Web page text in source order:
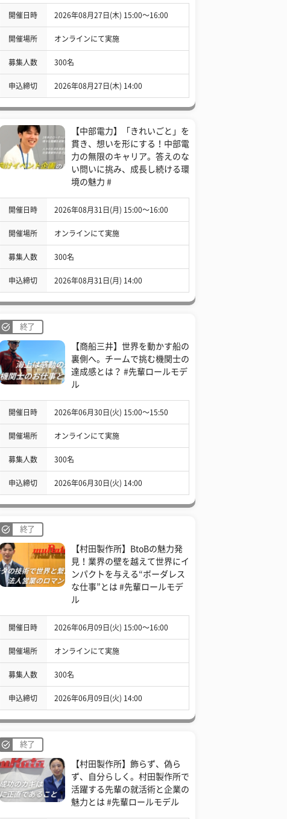
開催日時 2026年08月27日(木) 15:00〜16:00
開催場所 オンラインにて実施
募集人数 300名
申込締切 2026年08月27日(木) 14:00
【中部電力】「きれいごと」を
貫き、想いを形にする！中部電
力の無限のキャリア。答えのな
い問いに挑み、成長し続ける環
境の魅力 #
開催日時 2026年08月31日(月) 15:00〜16:00
開催場所 オンラインにて実施
募集人数 300名
申込締切 2026年08月31日(月) 14:00
終了
【商船三井】世界を動かす船の
裏側へ。チームで挑む機関士の
達成感とは？ #先輩ロールモデ
ル
開催日時 2026年06月30日(火) 15:00〜15:50
開催場所 オンラインにて実施
募集人数 300名
申込締切 2026年06月30日(火) 14:00
終了
【村田製作所】BtoBの魅力発
見！業界の壁を越えて世界にイ
ンパクトを与える“ボーダレス
な仕事”とは #先輩ロールモデ
ル
開催日時 2026年06月09日(火) 15:00〜16:00
開催場所 オンラインにて実施
募集人数 300名
申込締切 2026年06月09日(火) 14:00
終了
【村田製作所】飾らず、偽ら
ず、自分らしく。村田製作所で
活躍する先輩の就活術と企業の
魅力とは #先輩ロールモデル